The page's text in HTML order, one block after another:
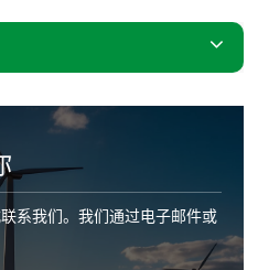
系我们。我们通过电子邮件或